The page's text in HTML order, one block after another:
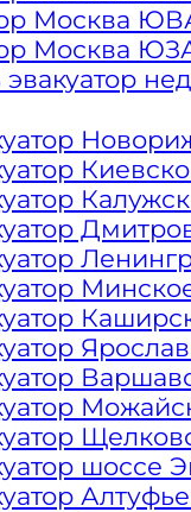
в
Москва
Москва
шоссе